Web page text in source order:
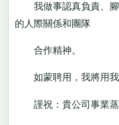
我做事認真負責、腳
的人際關係和團隊
合作精神。
如蒙聘用，我將用我
謹祝：貴公司事業蒸